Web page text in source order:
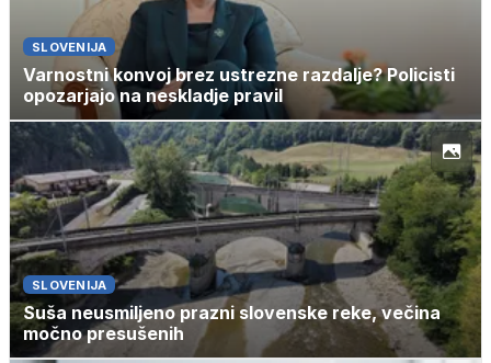
SLOVENIJA
Varnostni konvoj brez ustrezne razdalje? Policisti
opozarjajo na neskladje pravil
SLOVENIJA
Suša neusmiljeno prazni slovenske reke, večina
močno presušenih